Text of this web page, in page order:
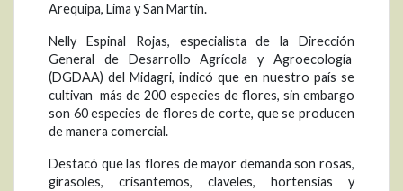
Arequipa, Lima y San Martín.
Nelly Espinal Rojas, especialista de la Dirección
General de Desarrollo Agrícola y Agroecología
(DGDAA) del Midagri, indicó que en nuestro país se
cultivan más de 200 especies de flores, sin embargo
son 60 especies de flores de corte, que se producen
de manera comercial.
Destacó que las flores de mayor demanda son rosas,
girasoles, crisantemos, claveles, hortensias y